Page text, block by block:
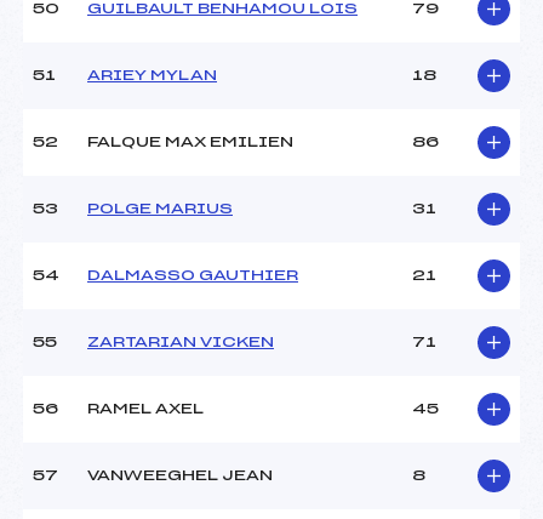
50 GUILBAULT BENHAMOU LOIS 79
51 ARIEY MYLAN 18
52 FALQUE MAX EMILIEN 86
53 POLGE MARIUS 31
54 DALMASSO GAUTHIER 21
55 ZARTARIAN VICKEN 71
56 RAMEL AXEL 45
57 VANWEEGHEL JEAN 8